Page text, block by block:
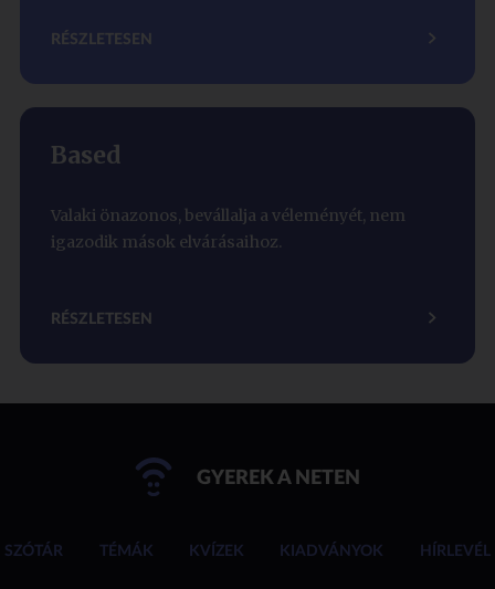
RÉSZLETESEN
Based
Valaki önazonos, bevállalja a véleményét, nem
igazodik mások elvárásaihoz.
RÉSZLETESEN
GYEREK A NETEN
SZÓTÁR TÉMÁK KVÍZEK KIADVÁNYOK HÍRLEVÉL